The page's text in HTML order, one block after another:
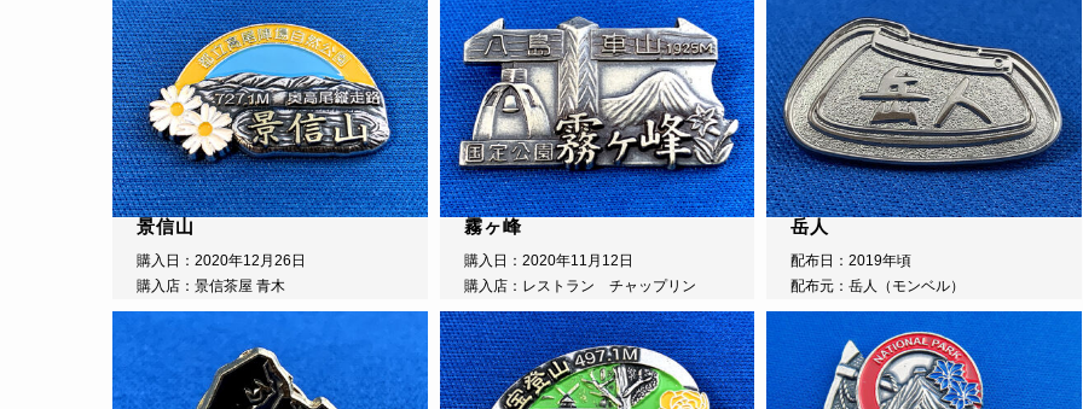
景信山
購入日：2020年12月26日
購入店：景信茶屋 青木
霧ヶ峰
購入日：2020年11月12日
購入店：レストラン チャップリン
岳人
配布日：2019年頃
配布元：岳人（モンベル）